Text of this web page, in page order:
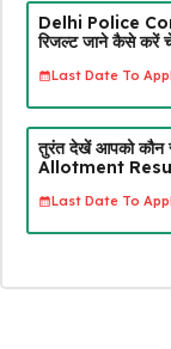
Delhi Police
रिजल्ट जाने कैसे करें
Last Date To
तुरंत देखें आपको कौन
Allotment
Last Date To